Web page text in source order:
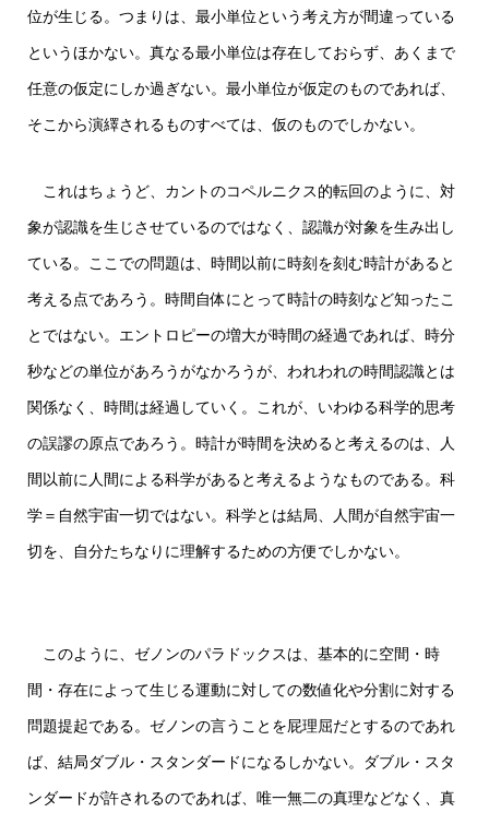
位が生じる。つまりは、最小単位という考え方が間違っている
というほかない。真なる最小単位は存在しておらず、あくまで
任意の仮定にしか過ぎない。最小単位が仮定のものであれば、
そこから演繹されるものすべては、仮のものでしかない。
これはちょうど、カントのコペルニクス的転回のように、対
象が認識を生じさせているのではなく、認識が対象を生み出し
ている。ここでの問題は、時間以前に時刻を刻む時計があると
考える点であろう。時間自体にとって時計の時刻など知ったこ
とではない。エントロピーの増大が時間の経過であれば、時分
秒などの単位があろうがなかろうが、われわれの時間認識とは
関係なく、時間は経過していく。これが、いわゆる科学的思考
の誤謬の原点であろう。時計が時間を決めると考えるのは、人
間以前に人間による科学があると考えるようなものである。科
学＝自然宇宙一切ではない。科学とは結局、人間が自然宇宙一
切を、自分たちなりに理解するための方便でしかない。
このように、ゼノンのパラドックスは、基本的に空間・時
間・存在によって生じる運動に対しての数値化や分割に対する
問題提起である。ゼノンの言うことを屁理屈だとするのであれ
ば、結局ダブル・スタンダードになるしかない。ダブル・スタ
ンダードが許されるのであれば、唯一無二の真理などなく、真